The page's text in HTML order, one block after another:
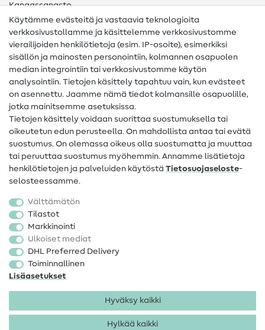
Kangassanasto
Ompelusanasto
Ompeluohjeet
Apua ja yhteystiedot
Yhteystiedot
Tietoa omistajanvaihdoksesta
FAQ
Peruutusoikeus
Suosittu
Kankaat
Ompelutarvikkeet
Ale
Käytämme evästeitä ja vastaavia teknologioita
verkkosivustollamme ja käsittelemme verkkosivustomme
vierailijoiden henkilötietoja (esim. IP-osoite), esimerkiksi
sisällön ja mainosten personointiin, kolmannen osapuolen
median integrointiin tai verkkosivustomme käytön
analysointiin. Tietojen käsittely tapahtuu vain, kun evästeet
on asennettu. Jaamme nämä tiedot kolmansille osapuolille,
jotka mainitsemme asetuksissa.
Tietojen käsittely voidaan suorittaa suostumuksella tai
oikeutetun edun perusteella. On mahdollista antaa tai evätä
suostumus. On olemassa oikeus olla suostumatta ja muuttaa
tai peruuttaa suostumus myöhemmin. Annamme lisätietoja
henkilötietojen ja palveluiden käytöstä Tietosuojaseloste-
selosteessamme.
Välttämätön
Tilastot
Markkinointi
Ulkoiset mediat
DHL Preferred Delivery
Toiminnallinen
Lisäasetukset
Hyväksy kaikki
Hylkää kaikki
Tietosuoja Käyttöehdot